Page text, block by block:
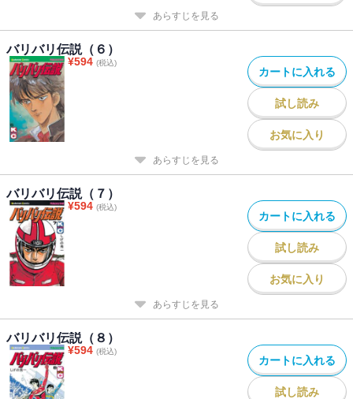
あらすじを見る
バリバリ伝説（６）
¥594 (税込)
カートに入れる
試し読み
お気に入り
あらすじを見る
バリバリ伝説（７）
¥594 (税込)
カートに入れる
試し読み
お気に入り
あらすじを見る
バリバリ伝説（８）
¥594 (税込)
カートに入れる
試し読み